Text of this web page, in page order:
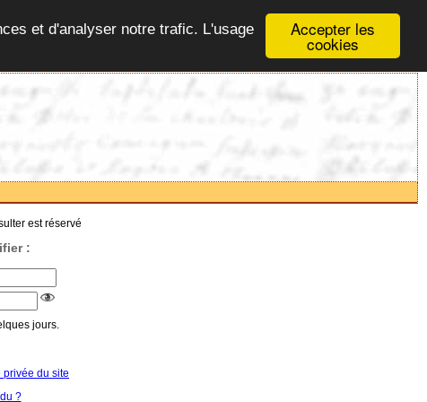
Accepter les
cookies
et d'analyser notre trafic. L'usage
est réservé
:
jours.
privée du site
?